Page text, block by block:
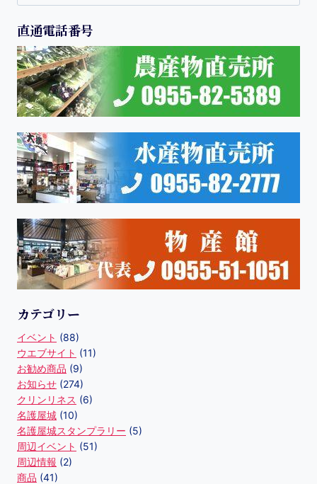
直通電話番号
カテゴリー
イベント (88)
ウエブサイト (11)
お勧め商品 (9)
お知らせ (274)
クリンリネス (6)
名護屋城 (10)
名護屋城スタンプラリー (5)
周辺イベント (51)
周辺情報 (2)
商品 (41)